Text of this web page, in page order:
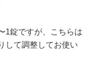
1錠ですが、こちらは
して調整してお使い